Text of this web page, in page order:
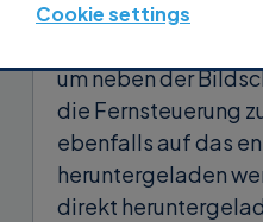
Cookie settings
Das Mobile Add-
um neben der
die Fernsteuerung
ebenfalls auf das
heruntergeladen
direkt